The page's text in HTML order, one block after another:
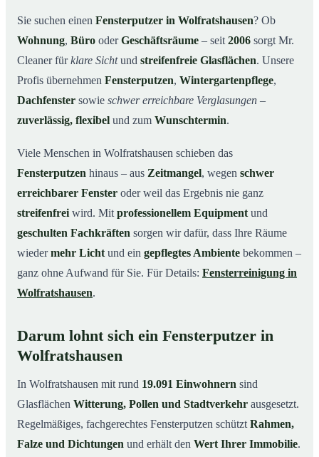
03Unsere Leistungen im Überblick
04Warum Mr. Cleaner in Wolfratshausen?
05So funktioniert’s
07Jetzt kostenloses Angebot einholen
Wolfratshausen im Einsatz
Sie suchen einen Fensterputzer in Wolfratshausen? Ob
Wohnung, Büro oderGeschäftsräume – seit 2006 sorgt Mr.
Cleaner fürklare Sichtund streifenfreie Glasflächen. Unsere
Profis übernehmen Fensterputzen, Wintergartenpflege,
Dachfenster sowie schwer erreichbare Verglasungen –
zuverlässig, flexibel und zum Wunschtermin.
Viele Menschen in Wolfratshausen schieben das
Fensterputzen hinaus – aus Zeitmangel, wegen schwer
erreichbarer Fenster oder weil das Ergebnis nie ganz
streifenfrei wird. Mit professionellem Equipment und
geschulten Fachkräften sorgen wir dafür, dass Ihre Räume
wiedermehr Licht und ein gepflegtes Ambiente bekommen –
ganz ohne Aufwand für Sie. Für Details: Fensterreinigung in
Wolfratshausen.
Darum lohnt sich ein Fensterputzer in
Wolfratshausen
In Wolfratshausen mit rund 19.091 Einwohnern sind
Glasflächen Witterung, Pollen und Stadtverkehr ausgesetzt.
Regelmäßiges, fachgerechtes Fensterputzen schützt Rahmen,
Falze und Dichtungen und erhält den Wert Ihrer Immobilie.